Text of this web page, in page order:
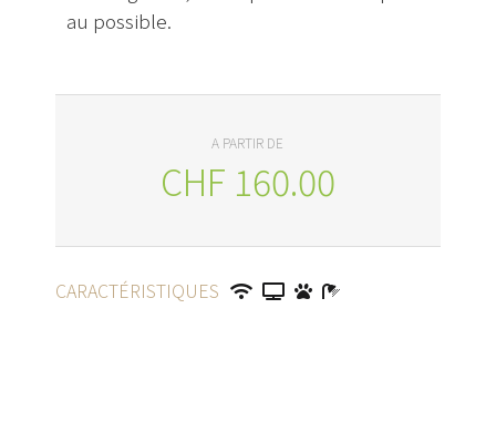
au possible.
A PARTIR DE
CHF 160.00
CARACTÉRISTIQUES